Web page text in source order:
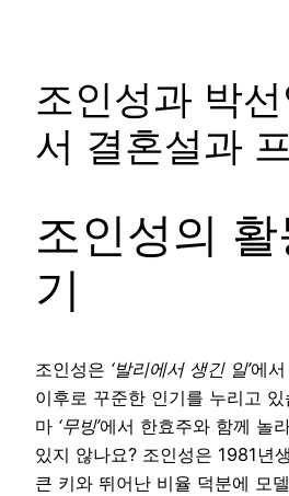
조인성과 박
서 결혼설과
조인성의
기
조인성은 ‘발리에서 생긴 일’에
이후로 꾸준한 인기를 누리고
마 ‘무빙’에서 한효주와 함께 놀
있지 않나요? 조인성은 1981년
큰 키와 뛰어난 비율 덕분에 모